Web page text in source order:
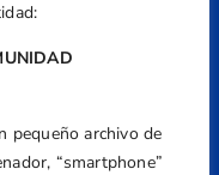
pequeño archivo de
“smartphone”